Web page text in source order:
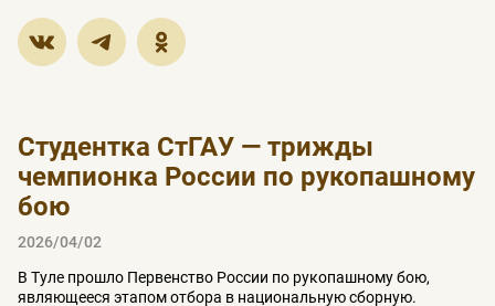
Студентка СтГАУ — трижды
чемпионка России по рукопашному
бою
2026/04/02
В Туле прошло Первенство России по рукопашному бою,
являющееся этапом отбора в национальную сборную.